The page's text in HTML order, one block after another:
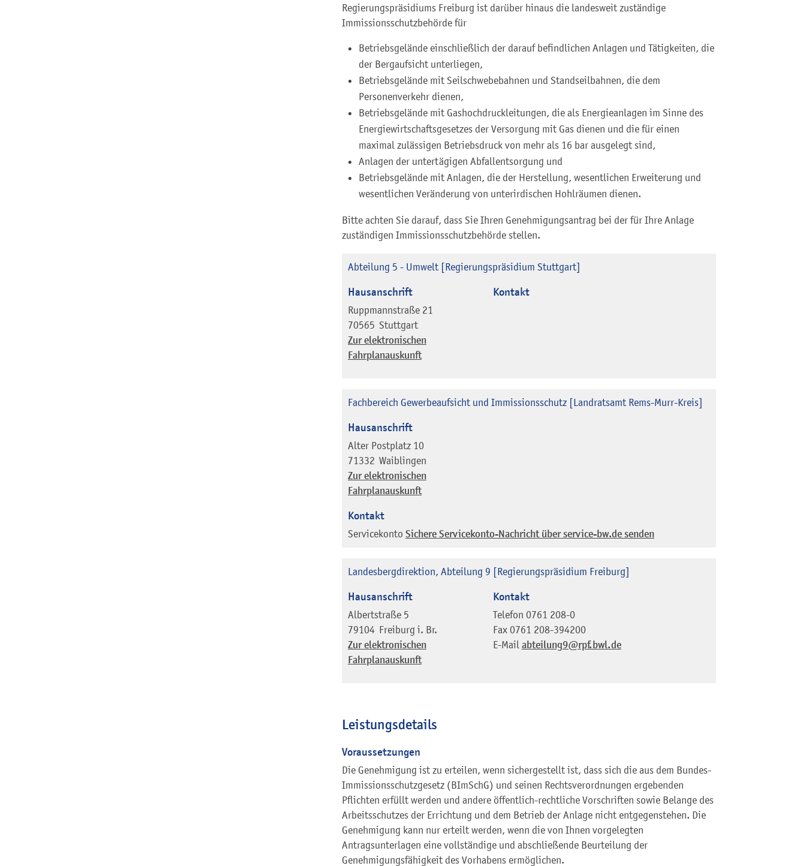
Regierungspräsidiums Freiburg ist darüber hinaus die landesweit zuständige
Immissionsschutzbehörde für
Betriebsgelände einschließlich der darauf befindlichen Anlagen und Tätigkeiten, die
der Bergaufsicht unterliegen,
Betriebsgelände mit Seilschwebebahnen und Standseilbahnen, die dem
Personenverkehr dienen,
Betriebsgelände mit Gashochdruckleitungen, die als Energieanlagen im Sinne des
Energiewirtschaftsgesetzes der Versorgung mit Gas dienen und die für einen
maximal zulässigen Betriebsdruck von mehr als 16 bar ausgelegt sind,
Anlagen der untertägigen Abfallentsorgung und
Betriebsgelände mit Anlagen, die der Herstellung, wesentlichen Erweiterung und
wesentlichen Veränderung von unterirdischen Hohlräumen dienen.
Bitte achten Sie darauf, dass Sie Ihren Genehmigungsantrag bei der für Ihre Anlage
zuständigen Immissionsschutzbehörde stellen.
Abteilung 5 - Umwelt [Regierungspräsidium Stuttgart]
Hausanschrift
Ruppmannstraße 21
70565 Stuttgart
Zur elektronischen
Fahrplanauskunft
Kontakt
Fachbereich Gewerbeaufsicht und Immissionsschutz [Landratsamt Rems-Murr-Kreis]
Hausanschrift
Alter Postplatz 10
71332 Waiblingen
Zur elektronischen
Fahrplanauskunft
Kontakt
Servicekonto Sichere Servicekonto-Nachricht über service-bw.de senden
Landesbergdirektion, Abteilung 9 [Regierungspräsidium Freiburg]
Hausanschrift
Albertstraße 5
79104 Freiburg i. Br.
Zur elektronischen
Fahrplanauskunft
Kontakt
Telefon 0761 208-0
Fax 0761 208-394200
E-Mail abteilung9@rpf.bwl.de
Leistungsdetails
Voraussetzungen
Die Genehmigung ist zu erteilen, wenn sichergestellt ist, dass sich die aus dem Bundes-
Immissionsschutzgesetz (BImSchG) und seinen Rechtsverordnungen ergebenden
Pflichten erfüllt werden und andere öffentlich-rechtliche Vorschriften sowie Belange des
Arbeitsschutzes der Errichtung und dem Betrieb der Anlage nicht entgegenstehen. Die
Genehmigung kann nur erteilt werden, wenn die von Ihnen vorgelegten
Antragsunterlagen eine vollständige und abschließende Beurteilung der
Genehmigungsfähigkeit des Vorhabens ermöglichen.